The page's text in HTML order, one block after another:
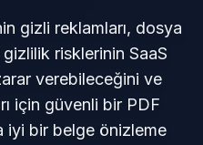
gizli reklamları, dosya
gizlilik risklerinin SaaS
verebileceğini ve
için güvenli bir PDF
iyi bir belge önizleme